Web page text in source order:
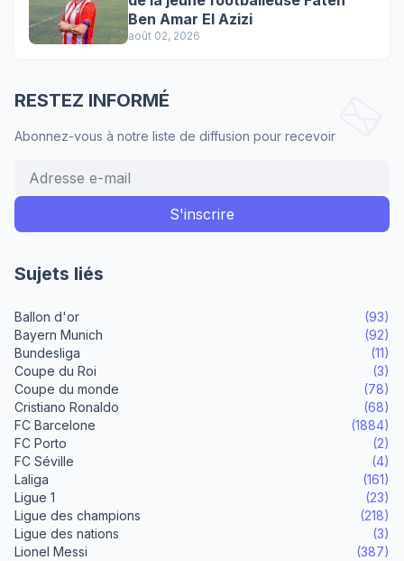
Ben Amar El Azizi
août 02, 2026
RESTEZ INFORMÉ
Abonnez-vous à notre liste de diffusion pour recevoir
Sujets liés
Ballon d'or
(93)
Bayern Munich
(92)
Bundesliga
(11)
Coupe du Roi
(3)
Coupe du monde
(78)
Cristiano Ronaldo
(68)
FC Barcelone
(1884)
FC Porto
(2)
FC Séville
(4)
Laliga
(161)
Ligue 1
(23)
Ligue des champions
(218)
Ligue des nations
(3)
Lionel Messi
(387)